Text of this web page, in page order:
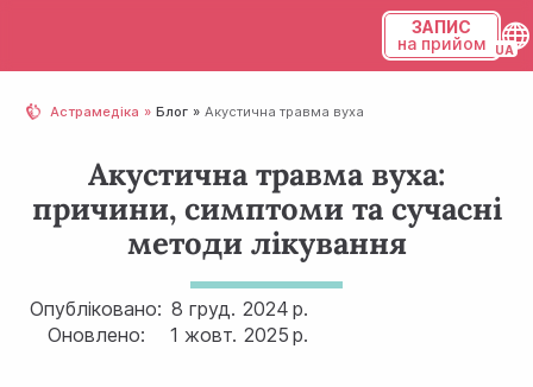
ЗАПИС
на прийом
Астрамедіка Блог Акустична травма вуха
Акустична травма вуха:
причини, симптоми та сучасні
методи лікування
Опубліковано: 8 груд. 2024 р.
Оновлено:
1 жовт. 2025 р.